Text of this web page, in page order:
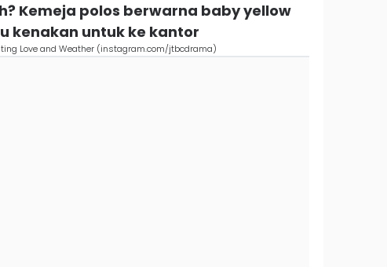
Kemeja polos berwarna baby yellow
kenakan untuk ke kantor
Love and Weather (instagram.com/jtbcdrama)